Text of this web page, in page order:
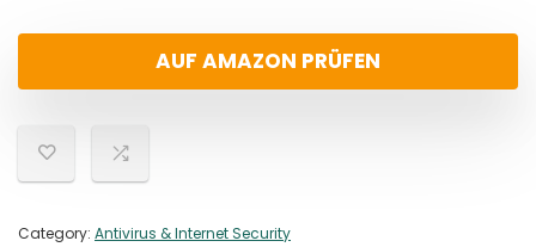
AUF AMAZON PRÜFEN
Category: Antivirus & Internet Security